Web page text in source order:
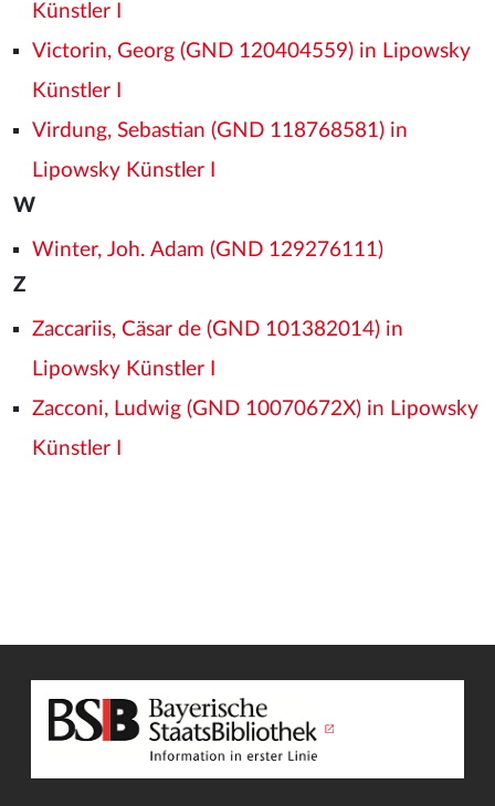
Künstler I
Victorin, Georg (GND 120404559) in Lipowsky
Künstler I
Virdung, Sebastian (GND 118768581) in
Lipowsky Künstler I
W
Winter, Joh. Adam (GND 129276111)
Z
Zaccariis, Cäsar de (GND 101382014) in
Lipowsky Künstler I
Zacconi, Ludwig (GND 10070672X) in Lipowsky
Künstler I